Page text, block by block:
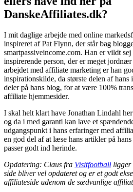
DanskeAffiliates.dk?
I mit daglige arbejde med online
inspireret af Pat Flynn, der står bag
smartpassiveincome.com. Han er vildt
inspirerende person, der er meget
arbejdet med affiliate marketing er han
inspirationskilde, da største delen af
deler på hans blog, for at være 100%
affiliate hjemmesider.
I skal helt klart have Jonathan Lindahl
og da i med garanti kan lave et
udgangspunkt i hans erfaringer med
en god del af at læse hans artikler på
passer godt ind herinde.
Opdatering: Claus fra Visitfootball ligger
side bliver vel opdateret og er et godt
affiliateside udenom de sædvanlige